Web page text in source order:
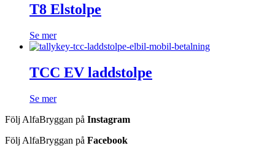
T8 Elstolpe
Se mer
TCC EV laddstolpe
Se mer
Följ AlfaBryggan på Instagram
Följ AlfaBryggan på Facebook